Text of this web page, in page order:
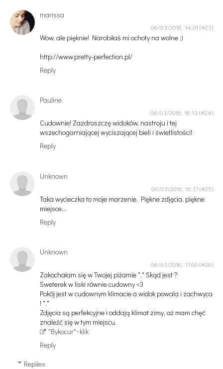
marissa
06/03/2016, 14:01
Wow, ale pięknie! Narobiłaś mi ochoty na wolne ;)
http://www.pretty-perfection.pl/
Reply
Pauline
06/03/2016, 16:13
Cudownie! Zazdroszczę widoków, nastroju i tej
wszechogarniającej wyciszającej bieli i świetlistości!
Reply
Unknown
06/03/2016, 16:17
Taka wycieczka to moje marzenie. Piękne zdjęcia, piękne
miejsce...
Reply
Unknown
06/03/2016, 17:00
Zakochałam się w Twojej piżamie *.* Skąd jest ?
Sweterek w liski równie cudowny <3
Pokój jest w cudownym klimacie a widok powala i zachwyca
! *.*
Zdjęcia są perfekcyjne i oddają klimat zimy, aż mam chęć
znaleźć się w tym miejscu.
*Bykocur*~klik
Reply
Replies